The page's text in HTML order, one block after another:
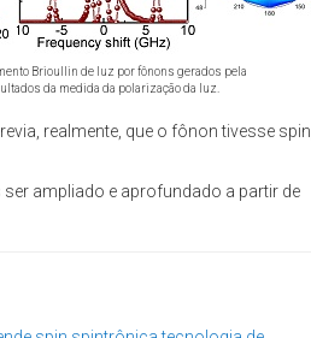
Brioullin de luz por fônons gerados pela
da medida da polarização da luz.
realmente, que o fônon tivesse spin,
ampliado e aprofundado a partir de